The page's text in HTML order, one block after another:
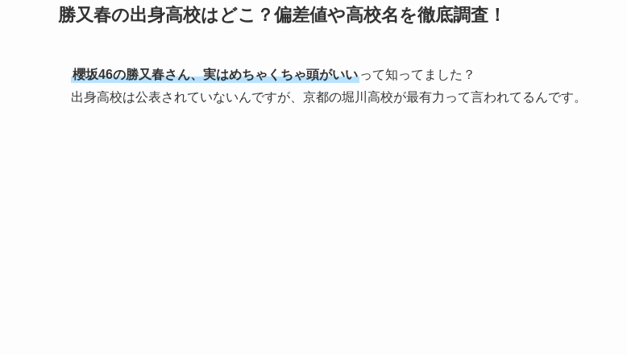
勝又春の出身高校はどこ？偏差値や高校名を徹底調査！
櫻坂46の勝又春さん、実はめちゃくちゃ頭がいい って知ってました？
出身高校は公表されていないんですが、京都の堀川高校が最有力って言われてるんです。